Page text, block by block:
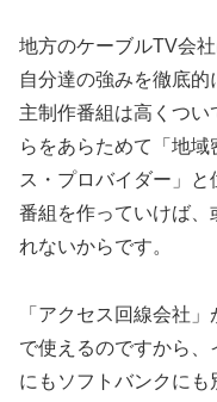
地方のケーブルTV会
自分達の強みを徹底
主制作番組は高くつ
らをあらためて「地
ス・プロバイダー」
番組を作っていけば、
れないからです。
「アクセス回線会社
で使えるのですから
にもソフトバンクにも